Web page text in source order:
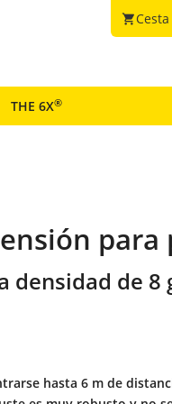
shopping_cart
THE 6X®
para
de
hasta 6 m de